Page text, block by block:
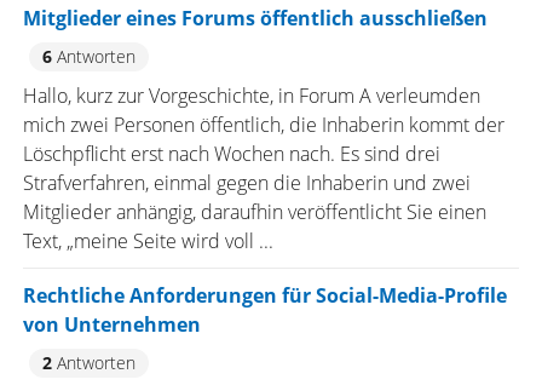
Mitglieder eines Forums öffentlich ausschließen
6Antworten
Hallo, kurz zur Vorgeschichte, in Forum A verleumden
mich zwei Personen öffentlich, die Inhaberin kommt der
Löschpflicht erst nach Wochen nach. Es sind drei
Strafverfahren, einmal gegen die Inhaberin und zwei
Mitglieder anhängig, daraufhin veröffentlicht Sie einen
Text, „meine Seite wird voll ...
Rechtliche Anforderungen für Social-Media-Profile
von Unternehmen
2Antworten